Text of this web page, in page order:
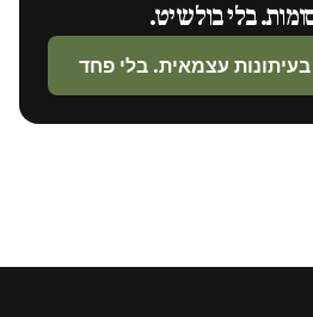
בלי בולשיט.
עצמאית. בלי פחד